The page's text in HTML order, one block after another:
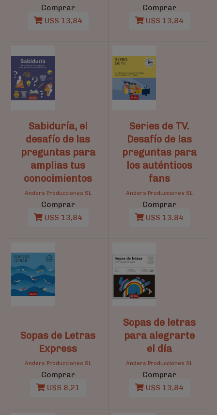
Comprar
U$S 13,84
Comprar
U$S 13,84
Sabiduría, el
desafío de las
preguntas para
amplias tus
conocimientos
Anders Producciones SL
Comprar
U$S 13,84
Series de TV.
Desafío de las
preguntas para
los auténticos
fans
Anders Producciones SL
Comprar
U$S 13,84
Sopas de Letras
Express
Anders Producciones SL
Comprar
U$S 8,21
Sopas de letras
para alegrarte
el día
Anders Producciones SL
Comprar
U$S 13,84